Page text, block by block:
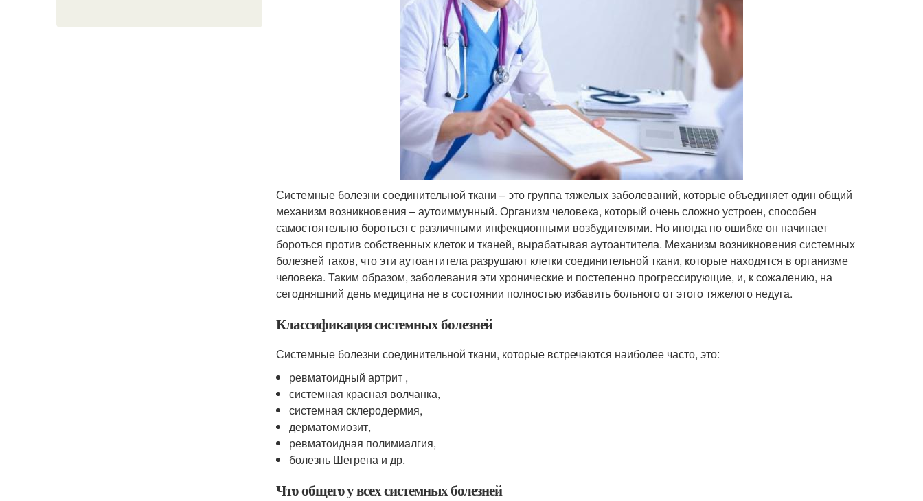
Системные болезни соединительной ткани – это группа тяжелых заболеваний, которые объединяет один общий
механизм возникновения – аутоиммунный. Организм человека, который очень сложно устроен, способен
самостоятельно бороться с различными инфекционными возбудителями. Но иногда по ошибке он начинает
бороться против собственных клеток и тканей, вырабатывая аутоантитела. Механизм возникновения системных
болезней таков, что эти аутоантитела разрушают клетки соединительной ткани, которые находятся в организме
человека. Таким образом, заболевания эти хронические и постепенно прогрессирующие, и, к сожалению, на
сегодняшний день медицина не в состоянии полностью избавить больного от этого тяжелого недуга.
Классификация системных болезней
Системные болезни соединительной ткани, которые встречаются наиболее часто, это:
ревматоидный артрит ,
системная красная волчанка,
системная склеродермия,
дерматомиозит,
ревматоидная полимиалгия,
болезнь Шегрена и др.
Что общего у всех системных болезней